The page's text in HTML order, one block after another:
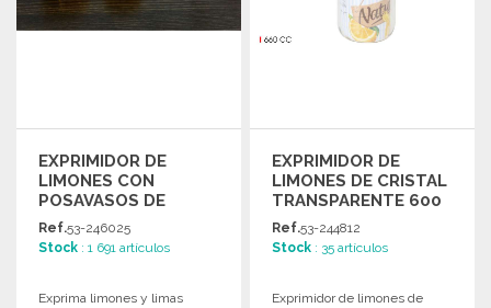
EXPRIMIDOR DE
LIMONES CON
POSAVASOS DE
COLORES 2 PIEZAS A
PRECIOS DE
MAYORISTA
Ref.53-246025
Stock : 1 691 artículos
Exprima limones y limas
EXPRIMIDOR DE
LIMONES DE CRISTAL
TRANSPARENTE 600
ML
Ref.53-244812
Stock : 35 artículos
Exprimidor de limones de